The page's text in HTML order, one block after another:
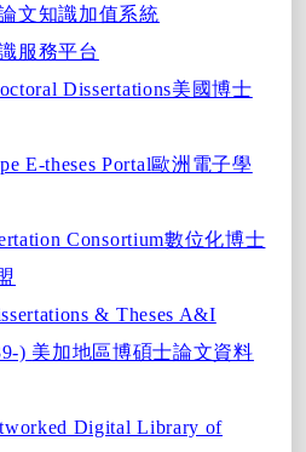
文知識加值系統
服務平台
Dissertations美國博士
E-theses Portal歐洲電子學
Consortium數位化博士
& Theses A&I
) 美加地區博碩士論文資料
Digital Library of